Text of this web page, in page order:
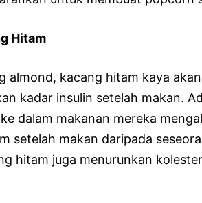
Hitam
almond, kacang hitam kaya
kadar insulin setelah makan.
dalam makanan mereka
setelah makan daripada
hitam juga menurunkan